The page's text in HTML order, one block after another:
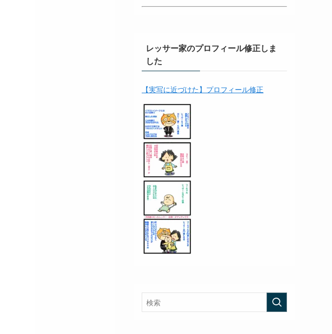
レッサー家のプロフィール修正しま
した
【実写に近づけた】プロフィール修正